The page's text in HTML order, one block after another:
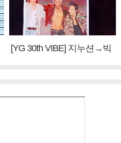
[YG 30th VIBE] 지누션→빅